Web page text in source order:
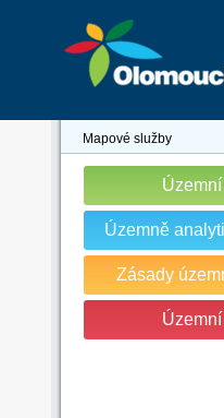
Mapové služby
Územně
Zásady